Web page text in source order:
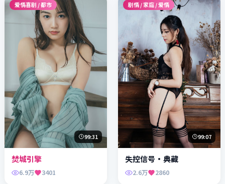
爱情喜剧 / 都市
99:31
焚城引擎
6.9万 3401
剧情 / 家庭 / 爱情
99:07
失控信号·典藏
2.6万 2860